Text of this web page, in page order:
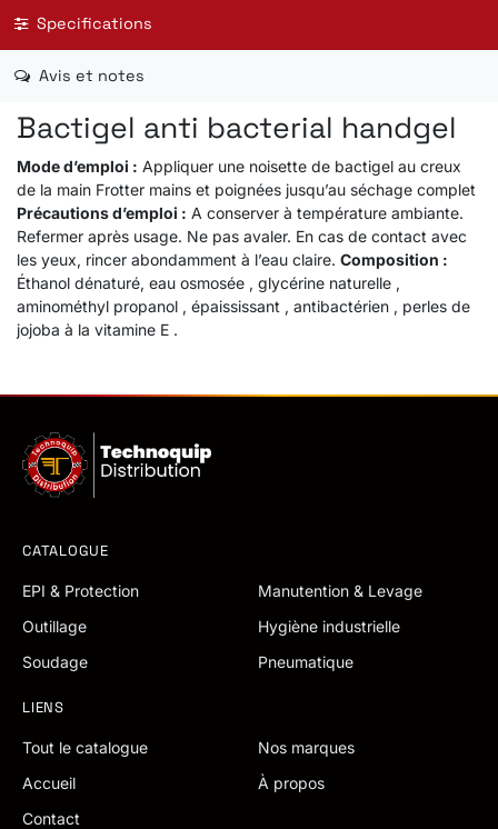
Specifications
Avis et notes
Bactigel anti bacterial handgel
Mode d’emploi : Appliquer une noisette de bactigel au creux
de la main Frotter mains et poignées jusqu’au séchage complet
Précautions d’emploi : A conserver à température ambiante.
Refermer après usage. Ne pas avaler. En cas de contact avec
les yeux, rincer abondamment à l’eau claire. Composition :
Éthanol dénaturé, eau osmosée , glycérine naturelle ,
aminométhyl propanol , épaississant , antibactérien , perles de
jojoba à la vitamine E .
CATALOGUE
EPI & Protection
Manutention & Levage
Outillage
Hygiène industrielle
Soudage
Pneumatique
LIENS
Tout le catalogue
Nos marques
Accueil
À propos
Contact